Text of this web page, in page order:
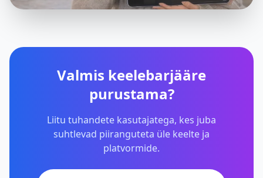
Valmis keelebarjääre
purustama?
Liitu tuhandete kasutajatega, kes juba
suhtlevad piiranguteta üle keelte ja
platvormide.